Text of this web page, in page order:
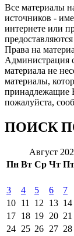
Все материалы
источников -
интернете или
Права на
Администрация
материала не
материалы,
принадлежащие
пожалуйста,
ПОИСК
Август
Пн Вт Ср Чт Пт
3
4 5 6 7
10 11 12 13 14
17 18 19 20 21
24 25 26 27 28